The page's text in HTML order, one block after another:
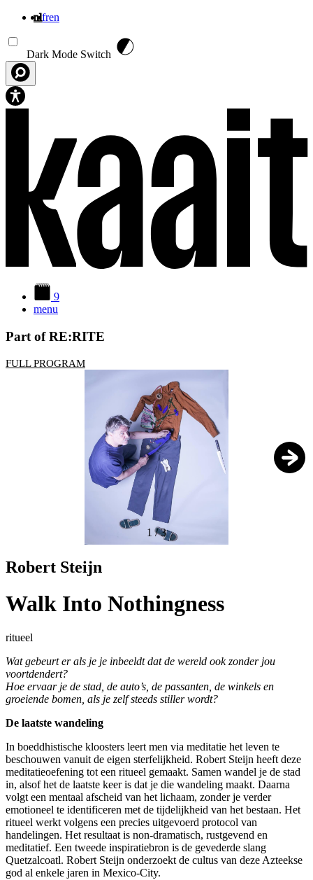
nlfren
Dark Mode Switch
9
menu
Part of RE:RITE
FULL PROGRAM
1 /3
Robert Steijn
Walk Into Nothingness
ritueel
Wat gebeurt er als je je inbeeldt dat de wereld ook zonder jou
voortdendert?
Hoe ervaar je de stad, de auto’s, de passanten, de winkels en
groeiende bomen, als je zelf steeds stiller wordt?
De laatste wandeling
In boeddhistische kloosters leert men via meditatie het leven te
beschouwen vanuit de eigen sterfelijkheid. Robert Steijn heeft deze
meditatieoefening tot een ritueel gemaakt. Samen wandel je de stad
in, alsof het de laatste keer is dat je die wandeling maakt. Daarna
volgt een mentaal afscheid van het lichaam, zonder je verder
emotioneel te identificeren met de tijdelijkheid van het bestaan. Het
ritueel werkt volgens een precies uitgevoerd protocol van
handelingen. Het resultaat is non-dramatisch, rustgevend en
meditatief. Een tweede inspiratiebron is de gevederde slang
Quetzalcoatl. Robert Steijn onderzoekt de cultus van deze Azteekse
god al enkele jaren in Mexico-City.